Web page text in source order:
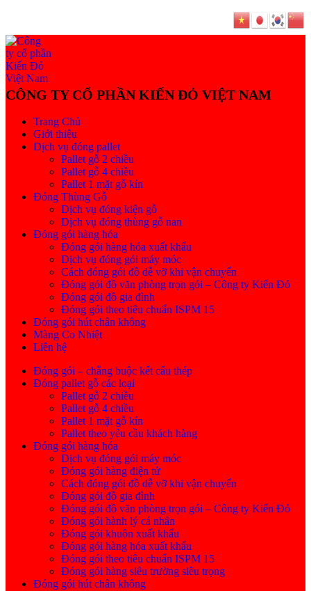
Trang Chủ
Giới thiệu
Dịch vụ đóng pallet
Pallet gỗ 2 chiều
Pallet gỗ 4 chiều
Pallet 1 mặt gỗ kín
Đóng Thùng Gỗ
Dịch vụ đóng kiện gỗ
Dịch vụ đóng thùng gỗ nan
Đóng gói hàng hóa
Đóng gói hàng hóa xuất khẩu
Dịch vụ đóng gói máy móc
Cách đóng gói đồ dễ vỡ khi vận chuyển
Đóng gói đồ văn phòng trọn gói – Công ty Kiến Đỏ
Đóng gói đồ gia đình
Đóng gói theo tiêu chuẩn ISPM 15
Đóng gói hút chân không
Màng Co Nhiệt
Liên hệ
Đóng gói – chằng buộc kết cấu thép
Đóng pallet gỗ các loại
Pallet gỗ 2 chiều
Pallet gỗ 4 chiều
Pallet 1 mặt gỗ kín
Pallet theo yêu cầu khách hàng
Đóng gói hàng hóa
Dịch vụ đóng gói máy móc
Đóng gói hàng điện tử
Cách đóng gói đồ dễ vỡ khi vận chuyển
Đóng gói đồ gia đình
Đóng gói đồ văn phòng trọn gói – Công ty Kiến Đỏ
Đóng gói hành lý cá nhân
Đóng gói khuôn xuất khẩu
Đóng gói hàng hóa xuất khẩu
Đóng gói theo tiêu chuẩn ISPM 15
Đóng gói hàng siêu trường siêu trọng
Đóng gói hút chân không